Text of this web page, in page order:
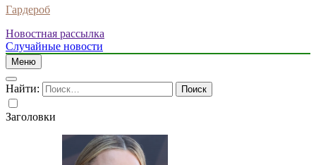
Гардероб
Новостная рассылка
Случайные новости
Меню
Найти:
Заголовки